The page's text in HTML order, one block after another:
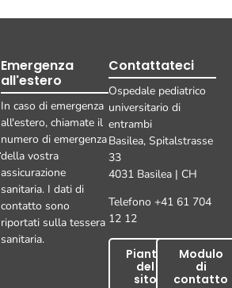
Emergenza
all'estero
In caso di emergenza
all'estero, chiamate il
numero di emergenza
della vostra
assicurazione
sanitaria. I dati di
contatto sono
riportati sulla tessera
sanitaria.
Contattateci
Ospedale pediatrico
universitario di
entrambi
Basilea, Spitalstrasse
33
4031 Basilea | CH
Telefono +41 61 704
12 12
Pianta
del
sito
Modulo
di
contatto